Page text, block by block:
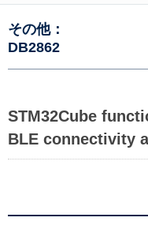
その他：
DB2862
STM32Cube
BLE connectivity